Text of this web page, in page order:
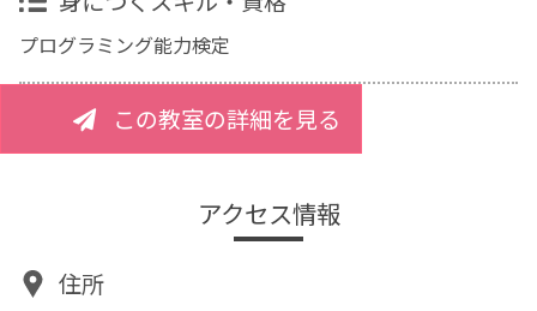
プログラミング能力検定
この教室の詳細を見る
アクセス情報
住所